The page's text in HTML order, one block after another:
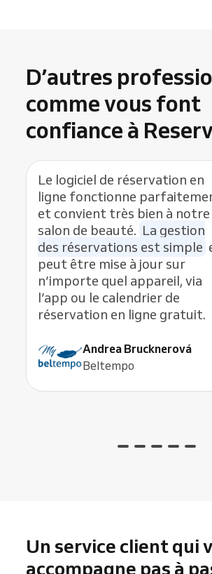
D’autres
comme vous font
confiance à
Le logiciel de réservation en
ligne fonctionne
et convient très bien à notre
salon de beauté. La gestion
des réservations est simple
peut être mise à jour sur
n’importe quel appareil, via
l’app ou le calendrier de
réservation en ligne gratuit.
Andrea Brucknerová
Beltempo
Un service client qui
accompagne pas à